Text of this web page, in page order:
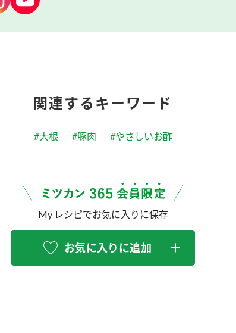
関連するキーワード
#大根 #豚肉 #やさしいお酢
My レシピでお気に入りに保存
お気に入りに追加